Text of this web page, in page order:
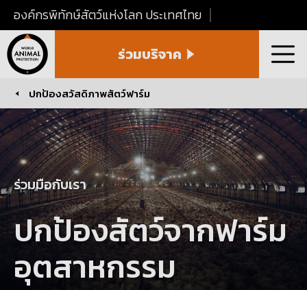
องค์กรพิทักษ์สัตว์แห่งโลก ประเทศไทย
Animal
Protection
Thailand
ร่วมบริจาค เมนู
You are here:
ปกป้องสวัสดิภาพสัตว์ฟาร์ม
ปกป้องสัตว์จากฟาร์ม
อุตสาหกรรม
ร่วมมือกับเรา